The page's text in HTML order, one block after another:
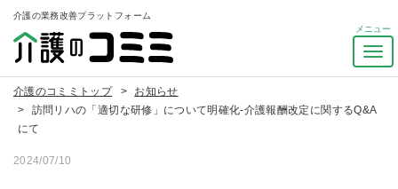
介護の業務改善プラットフォーム
ナ
ビ
ー
介護のコミミトップ
お知らせ
訪問リハの「適切な研修」について明確化-介護報酬改定に関するQ&A
にて
2024/07/10